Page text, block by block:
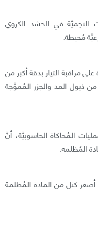
النجميَّة في الحشد الكروي
مُحيطة.
مراقبة التيار بدقة أكبر من
المد والجزر المُموَّجة
المُحاكاة الحاسوبيَّة، أنَّ
المُظلمة.
كتل من المادة المُظلمة